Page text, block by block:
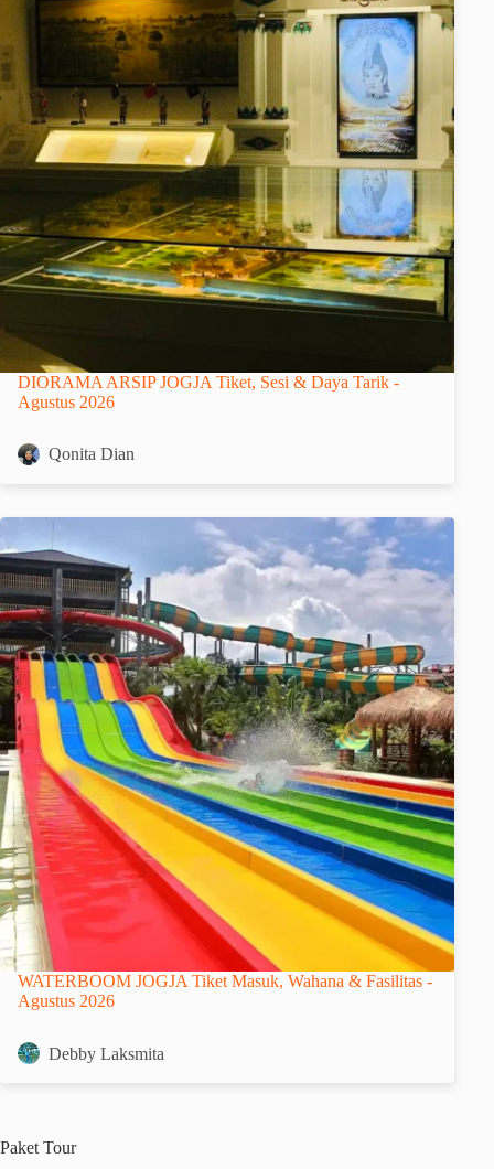
DIORAMA ARSIP JOGJA Tiket, Sesi & Daya Tarik -
Agustus 2026
Qonita Dian
WATERBOOM JOGJA Tiket Masuk, Wahana & Fasilitas -
Agustus 2026
Debby Laksmita
Paket Tour